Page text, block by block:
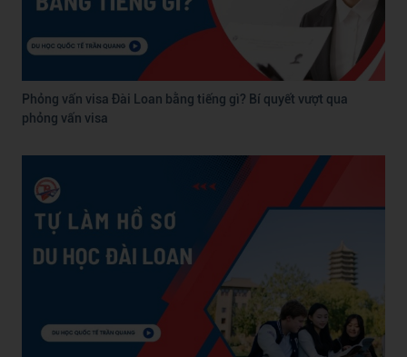
Phỏng vấn visa Đài Loan bằng tiếng gì? Bí quyết vượt qua
phỏng vấn visa